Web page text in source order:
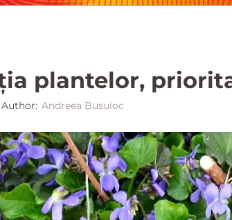
plantelor,
Author: Andreea Busuioc